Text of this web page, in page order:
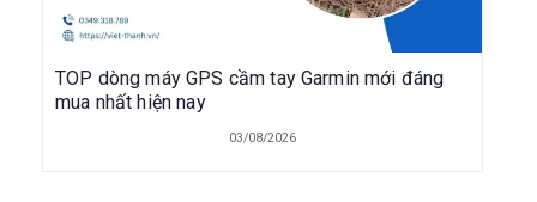
TOP dòng máy GPS cầm tay Garmin mới đáng
mua nhất hiện nay
03/08/2026